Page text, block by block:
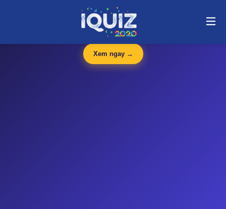
Đề thi Toán lớp 5 Phần 4 | i-quiz.vn@stop article@stop
🛍️
— Văn phòng phẩm, dụng cụ học tập giá tốt
Xem ngay →